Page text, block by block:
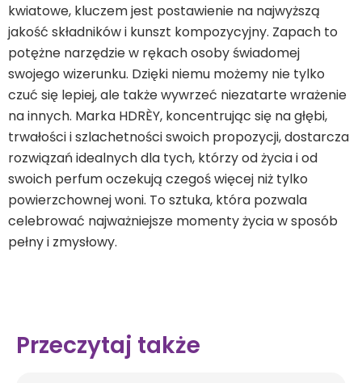
kwiatowe, kluczem jest postawienie na najwyższą
jakość składników i kunszt kompozycyjny. Zapach to
potężne narzędzie w rękach osoby świadomej
swojego wizerunku. Dzięki niemu możemy nie tylko
czuć się lepiej, ale także wywrzeć niezatarte wrażenie
na innych. Marka HDRÈY, koncentrując się na głębi,
trwałości i szlachetności swoich propozycji, dostarcza
rozwiązań idealnych dla tych, którzy od życia i od
swoich perfum oczekują czegoś więcej niż tylko
powierzchownej woni. To sztuka, która pozwala
celebrować najważniejsze momenty życia w sposób
pełny i zmysłowy.
Przeczytaj także